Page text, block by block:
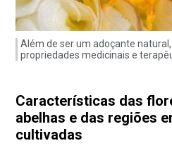
Além de ser um adoçante
propriedades medicinais e
Características das
abelhas e das regiões
cultivadas